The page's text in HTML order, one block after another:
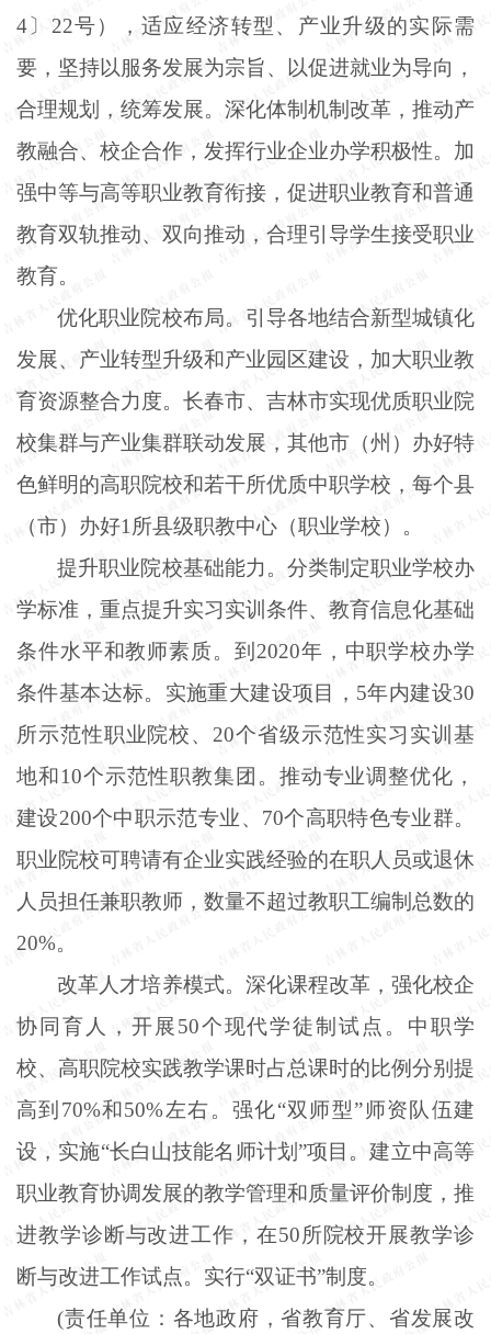
4〕22号），适应经济转型、产业升级的实际需
要，坚持以服务发展为宗旨、以促进就业为导向，
合理规划，统筹发展。深化体制机制改革，推动产
教融合、校企合作，发挥行业企业办学积极性。加
强中等与高等职业教育衔接，促进职业教育和普通
教育双轨推动、双向推动，合理引导学生接受职业
教育。
优化职业院校布局。引导各地结合新型城镇化
发展、产业转型升级和产业园区建设，加大职业教
育资源整合力度。长春市、吉林市实现优质职业院
校集群与产业集群联动发展，其他市（州）办好特
色鲜明的高职院校和若干所优质中职学校，每个县
（市）办好1所县级职教中心（职业学校）。
提升职业院校基础能力。分类制定职业学校办
学标准，重点提升实习实训条件、教育信息化基础
条件水平和教师素质。到 2020年，中职学校办学
条件基本达标。实施重大建设项目，5年内建设30
所示范性职业院校、20个省级示范性实习实训基
地和10个示范性职教集团。推动专业调整优化，
建设200个中职示范专业、70个高职特色专业群。
职业院校可聘请有企业实践经验的在职人员或退休
人员担任兼职教师，数量不超过教职工编制总数的
20%。
改革人才培养模式。深化课程改革，强化校企
协同育人，开展50个现代学徒制试点。中职学
校、高职院校实践教学课时占总课时的比例分别提
高到70%和50%左右。强化“双师型”师资队伍建
设，实施“长白山技能名师计划”项目。建立中高等
职业教育协调发展的教学管理和质量评价制度，推
进教学诊断与改进工作，在50所院校开展教学诊
断与改进工作试点。实行“双证书”制度。
(责任单位：各地政府，省教育厅、省发展改